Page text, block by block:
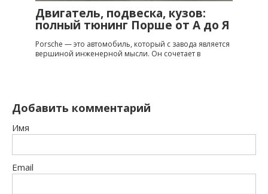
Двигатель, подвеска, кузов:
полный тюнинг Порше от A до Я
Porsche — это автомобиль, который с завода является
вершиной инженерной мысли. Он сочетает в
Добавить комментарий
Имя
Email